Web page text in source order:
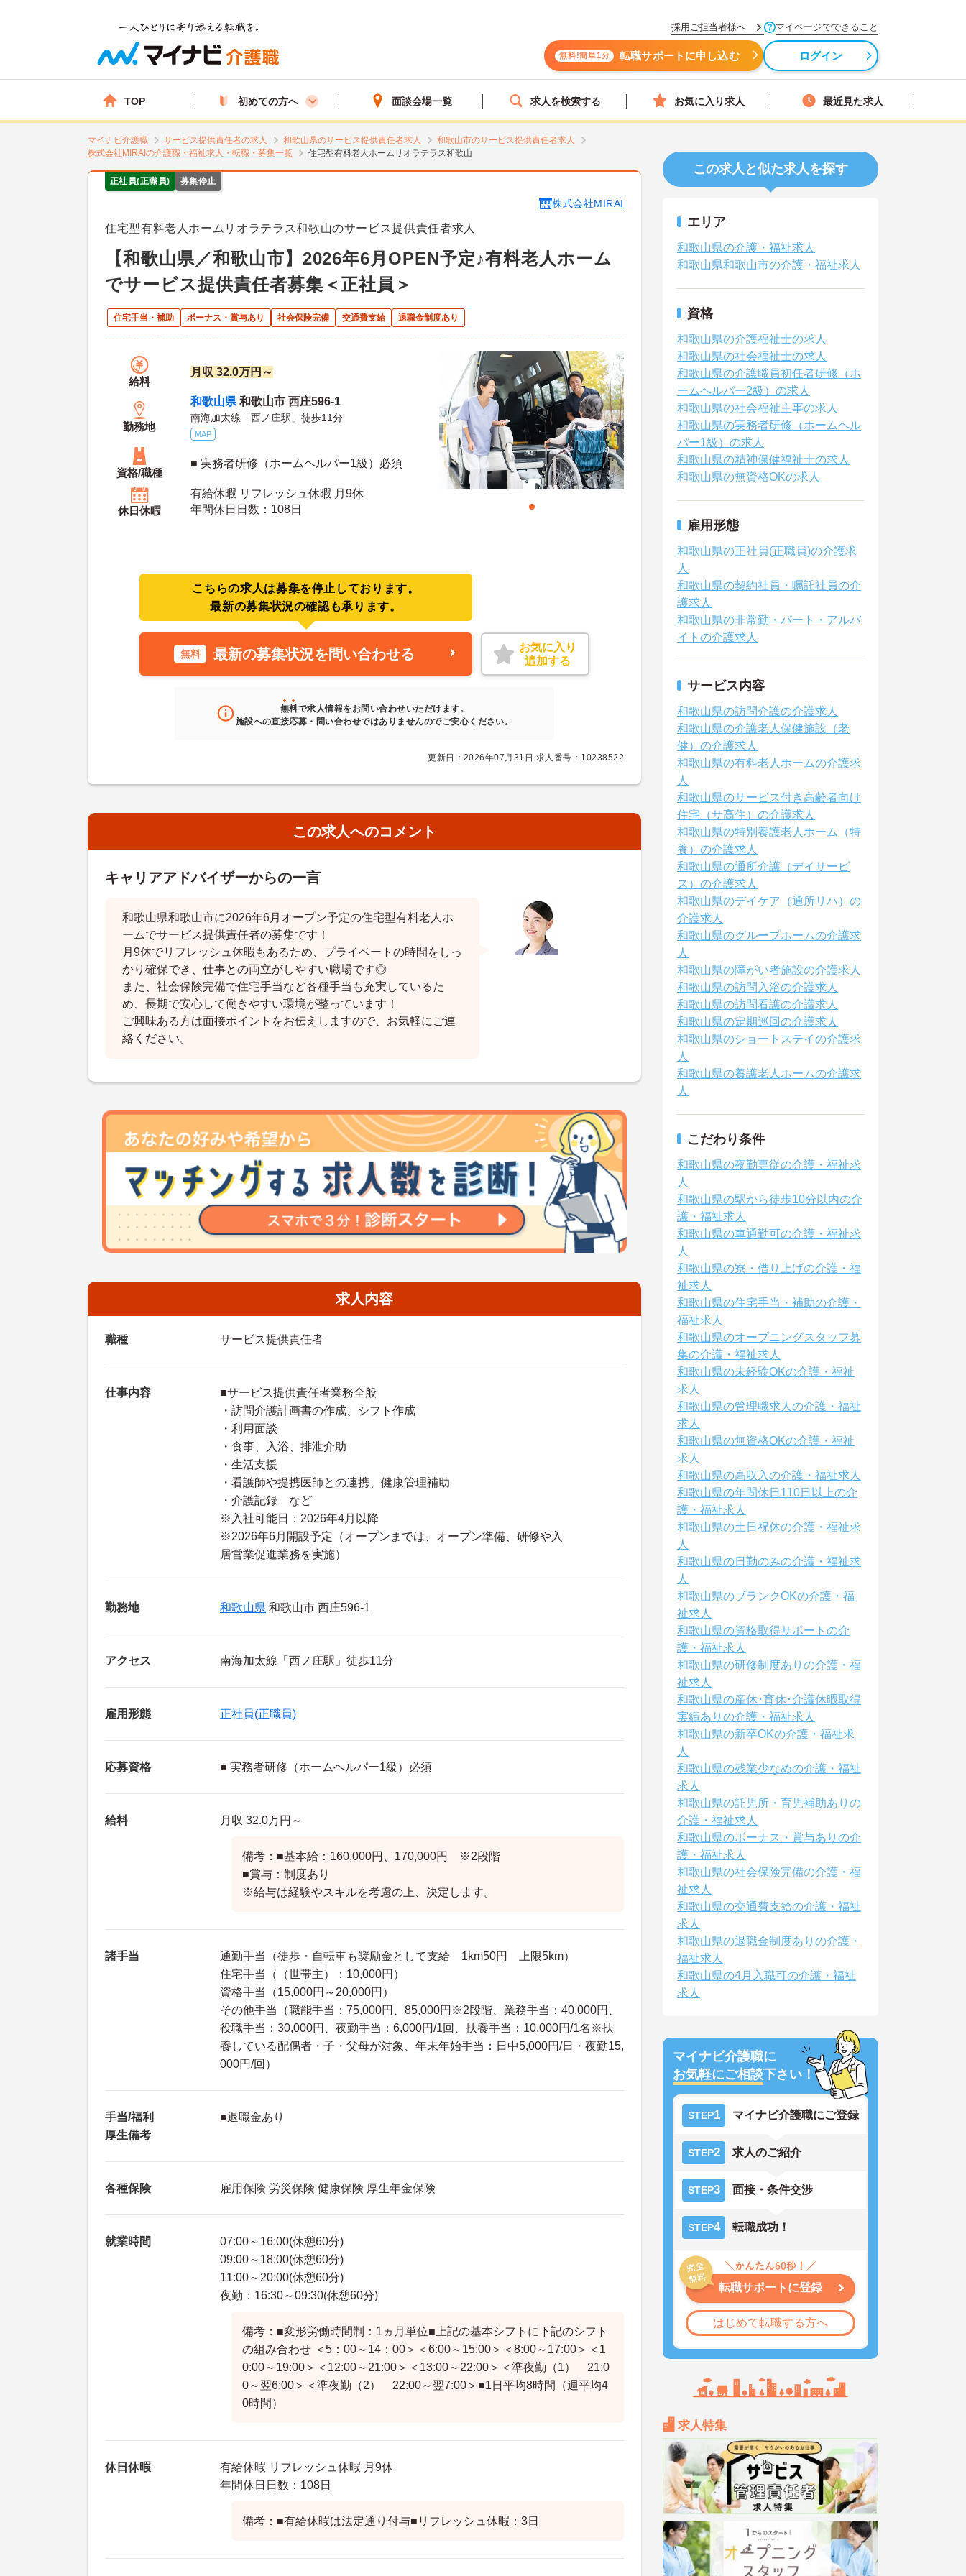
採用ご担当者様へ マイページでできること
無料!簡単1分 転職サポートに申し込む ログイン
TOP 初めての方へ 面談会場一覧 求人を検索する お気に入り求人 最近見た求人
マイナビ介護職 サービス提供責任者の求人 和歌山県のサービス提供責任者求人
和歌山市のサービス提供責任者求人
株式会社MIRAIの介護職・福祉求人・転職・募集一覧
住宅型有料老人ホームリオラテラス和歌山
正社員(正職員) 募集停止
株式会社MIRAI
住宅型有料老人ホームリオラテラス和歌山のサービス提供責任者求人
【和歌山県／和歌山市】2026年6月OPEN予定♪有料老人ホーム
でサービス提供責任者募集＜正社員＞
住宅手当・補助 ボーナス・賞与あり 社会保険完備 交通費支給 退職金制度あり
給料
月収 32.0万円～
勤務地
和歌山県 和歌山市 西庄596-1
南海加太線「西ノ庄駅」徒歩11分
MAP
資格/職種
■ 実務者研修（ホームヘルパー1級）必須
休日休暇
有給休暇 リフレッシュ休暇 月9休
年間休日日数：108日
こちらの求人は募集を停止しております。
最新の募集状況の確認も承ります。
無料 最新の募集状況を問い合わせる
お気に入り
追加する
無料で求人情報をお問い合わせいただけます。
施設への直接応募・問い合わせではありませんのでご安心ください。
更新日：2026年07月31日 求人番号：10238522
この求人へのコメント
キャリアアドバイザーからの一言
和歌山県和歌山市に2026年6月オープン予定の住宅型有料老人ホ
ームでサービス提供責任者の募集です！
月9休でリフレッシュ休暇もあるため、プライベートの時間をしっ
かり確保でき、仕事との両立がしやすい職場です◎
また、社会保険完備で住宅手当など各種手当も充実しているた
め、長期で安心して働きやすい環境が整っています！
ご興味ある方は面接ポイントをお伝えしますので、お気軽にご連
絡ください。
求人内容
職種 サービス提供責任者
仕事内容
■サービス提供責任者業務全般
・訪問介護計画書の作成、シフト作成
・利用面談
・食事、入浴、排泄介助
・生活支援
・看護師や提携医師との連携、健康管理補助
・介護記録 など
※入社可能日：2026年4月以降
※2026年6月開設予定（オープンまでは、オープン準備、研修や入
居営業促進業務を実施）
勤務地 和歌山県 和歌山市 西庄596-1
アクセス 南海加太線「西ノ庄駅」徒歩11分
雇用形態 正社員(正職員)
応募資格 ■ 実務者研修（ホームヘルパー1級）必須
給料 月収 32.0万円～
備考：■基本給：160,000円、170,000円 ※2段階
■賞与：制度あり
※給与は経験やスキルを考慮の上、決定します。
諸手当
通勤手当（徒歩・自転車も奨励金として支給 1km50円 上限5km）
住宅手当（（世帯主）：10,000円）
資格手当（15,000円～20,000円）
その他手当（職能手当：75,000円、85,000円※2段階、業務手当：40,000円、
役職手当：30,000円、夜勤手当：6,000円/1回、扶養手当：10,000円/1名※扶
養している配偶者・子・父母が対象、年末年始手当：日中5,000円/日・夜勤15,
000円/回）
手当/福利
厚生備考
■退職金あり
各種保険 雇用保険 労災保険 健康保険 厚生年金保険
就業時間
07:00～16:00(休憩60分)
09:00～18:00(休憩60分)
11:00～20:00(休憩60分)
夜勤：16:30～09:30(休憩60分)
備考：■変形労働時間制：1ヵ月単位■上記の基本シフトに下記のシフト
の組み合わせ ＜5：00～14：00＞＜6:00～15:00＞＜8:00～17:00＞＜1
0:00～19:00＞＜12:00～21:00＞＜13:00～22:00＞＜準夜勤（1） 21:0
0～翌6:00＞＜準夜勤（2） 22:00～翌7:00＞■1日平均8時間（週平均4
0時間）
休日休暇
有給休暇 リフレッシュ休暇 月9休
年間休日日数：108日
備考：■有給休暇は法定通り付与■リフレッシュ休暇：3日
この求人と似た求人を探す
エリア
和歌山県の介護・福祉求人
和歌山県和歌山市の介護・福祉求人
資格
和歌山県の介護福祉士の求人
和歌山県の社会福祉士の求人
和歌山県の介護職員初任者研修（ホ
ームヘルパー2級）の求人
和歌山県の社会福祉主事の求人
和歌山県の実務者研修（ホームヘル
パー1級）の求人
和歌山県の精神保健福祉士の求人
和歌山県の無資格OKの求人
雇用形態
和歌山県の正社員(正職員)の介護求
人
和歌山県の契約社員・嘱託社員の介
護求人
和歌山県の非常勤・パート・アルバ
イトの介護求人
サービス内容
和歌山県の訪問介護の介護求人
和歌山県の介護老人保健施設（老
健）の介護求人
和歌山県の有料老人ホームの介護求
人
和歌山県のサービス付き高齢者向け
住宅（サ高住）の介護求人
和歌山県の特別養護老人ホーム（特
養）の介護求人
和歌山県の通所介護（デイサービ
ス）の介護求人
和歌山県のデイケア（通所リハ）の
介護求人
和歌山県のグループホームの介護求
人
和歌山県の障がい者施設の介護求人
和歌山県の訪問入浴の介護求人
和歌山県の訪問看護の介護求人
和歌山県の定期巡回の介護求人
和歌山県のショートステイの介護求
人
和歌山県の養護老人ホームの介護求
人
こだわり条件
和歌山県の夜勤専従の介護・福祉求
人
和歌山県の駅から徒歩10分以内の介
護・福祉求人
和歌山県の車通勤可の介護・福祉求
人
和歌山県の寮・借り上げの介護・福
祉求人
和歌山県の住宅手当・補助の介護・
福祉求人
和歌山県のオープニングスタッフ募
集の介護・福祉求人
和歌山県の未経験OKの介護・福祉
求人
和歌山県の管理職求人の介護・福祉
求人
和歌山県の無資格OKの介護・福祉
求人
和歌山県の高収入の介護・福祉求人
和歌山県の年間休日110日以上の介
護・福祉求人
和歌山県の土日祝休の介護・福祉求
人
和歌山県の日勤のみの介護・福祉求
人
和歌山県のブランクOKの介護・福
祉求人
和歌山県の資格取得サポートの介
護・福祉求人
和歌山県の研修制度ありの介護・福
祉求人
和歌山県の産休･育休･介護休暇取得
実績ありの介護・福祉求人
和歌山県の新卒OKの介護・福祉求
人
和歌山県の残業少なめの介護・福祉
求人
和歌山県の託児所・育児補助ありの
介護・福祉求人
和歌山県のボーナス・賞与ありの介
護・福祉求人
和歌山県の社会保険完備の介護・福
祉求人
和歌山県の交通費支給の介護・福祉
求人
和歌山県の退職金制度ありの介護・
福祉求人
和歌山県の4月入職可の介護・福祉
求人
マイナビ介護職に
お気軽にご相談下さい！
STEP1 マイナビ介護職にご登録
STEP2 求人のご紹介
STEP3 面接・条件交渉
STEP4 転職成功！
転職サポートに登録
はじめて転職する方へ
求人特集